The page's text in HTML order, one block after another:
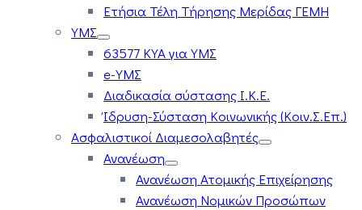
Ετήσια Τέλη Τήρησης Μερίδας ΓΕΜΗ
ΥΜΣ
63577 ΚΥΑ για ΥΜΣ
e-ΥΜΣ
Διαδικασία σύστασης Ι.Κ.Ε.
Ίδρυση-Σύσταση Κοινωνικής (Κοιν.Σ.Επ.)
Ασφαλιστικοί Διαμεσολαβητές
Ανανέωση
Ανανέωση Ατομικής Επιχείρησης
Ανανέωση Νομικών Προσώπων